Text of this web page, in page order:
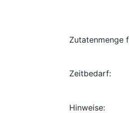
Zutatenmenge
Zeitbedarf:
Hinweise: